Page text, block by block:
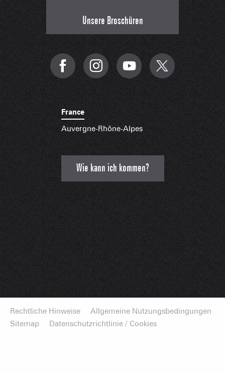
Unsere Broschüren
France
Auvergne-Rhône-Alpes
Wie kann ich kommen?
Rechtliche Hinweise
Allgemeine Nutzungsbedingungen
Sitemap
Datenschutzrichtlinie / Cookies